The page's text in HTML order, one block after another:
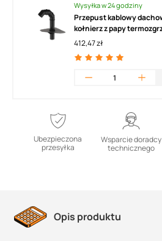
Wysyłka w 24 godziny
Przepust kablowy
kołnierz z papy
412,47 zł
Ubezpieczona
przesyłka
Wsparcie doradcy
technicznego
Opis produktu